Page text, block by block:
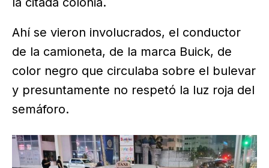
Ahí se vieron involucrados, el conductor
de la camioneta, de la marca Buick, de
color negro que circulaba sobre el bulevar
y presuntamente no respetó la luz roja del
semáforo.